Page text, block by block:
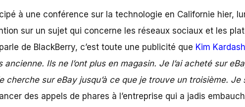
à une conférence sur la technologie en Californie hier,
sur un sujet qui concerne les réseaux sociaux et les
de BlackBerry, c’est toute une publicité que Kim
Ils ne l’ont plus en magasin. Je l’ai acheté sur
cherche sur eBay jusqu’à ce que je trouve un troisième. Je
des appels de phares à l’entreprise qui a jadis